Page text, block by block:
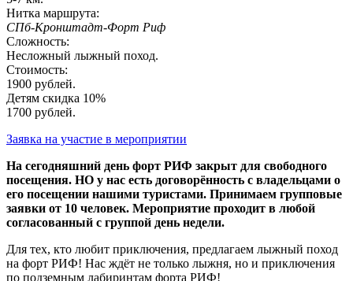
Нитка маршрута:
СПб-Кронштадт-Форт Риф
Сложность:
Несложный лыжный поход.
Стоимость:
1900 рублей.
Детям скидка 10%
1700 рублей.
Заявка на участие в мероприятии
На сегодняшний день форт РИФ закрыт для свободного
посещения. НО у нас есть договорённость с владельцами о
его посещении нашими туристами. Принимаем групповые
заявки от 10 человек. Мероприятие проходит в любой
согласованный с группой день недели.
Для тех, кто любит приключения, предлагаем лыжный поход
на форт РИФ! Нас ждёт не только лыжня, но и приключения
по подземным лабиринтам форта РИФ!